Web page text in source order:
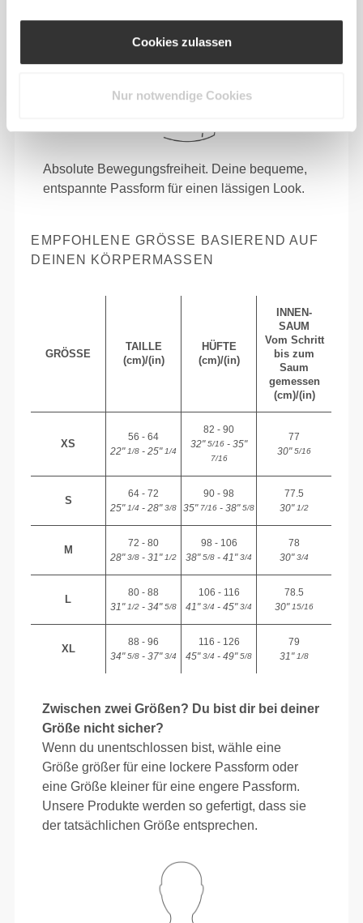
Cookies zulassen
Nur notwendige Cookies
Absolute Bewegungsfreiheit. Deine bequeme,
entspannte Passform für einen lässigen Look.
EMPFOHLENE GRÖSSE BASIEREND AUF D
EINEN KÖRPERMASSEN
GRÖSSE
TAILLE
(cm)/(in)
HÜFTE
(cm)/(in)
INNEN-
SAUM
Vom Schritt
bis zum
Saum
gemessen
(cm)/(in)
XS
56 - 64
22"1/8 - 25"1/4
82 - 90
32"5/16 - 35"
7/16
77
30"5/16
S
64 - 72
25"1/4 - 28"3/8
90 - 98
35"7/16 - 38"5/8
77.5
30"1/2
M
72 - 80
28"3/8 - 31"1/2
98 - 106
38"5/8 - 41"3/4
78
30"3/4
L
80 - 88
31"1/2 - 34"5/8
106 - 116
41"3/4 - 45"3/4
78.5
30"15/16
XL
88 - 96
34"5/8 - 37"3/4
116 - 126
45"3/4 - 49"5/8
79
31"1/8
Zwischen zwei Größen? Du bist dir bei deiner
Größe nicht sicher?
Wenn du unentschlossen bist, wähle eine
Größe größer für eine lockere Passform oder
eine Größe kleiner für eine engere Passform.
Unsere Produkte werden so gefertigt, dass sie
der tatsächlichen Größe entsprechen.